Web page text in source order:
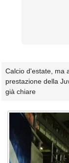
Calcio d'estate, ma
prestazione della
già chiare